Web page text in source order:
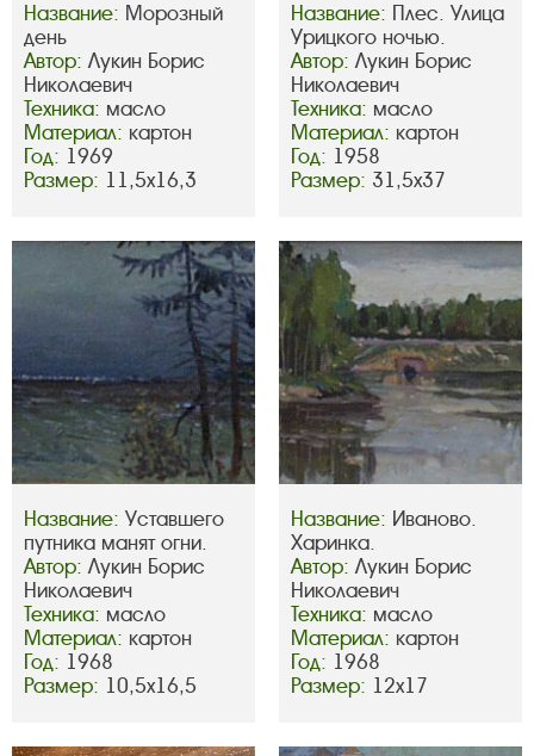
Название: Морозный
день
Автор: Лукин Борис
Николаевич
Техника: масло
Материал: картон
Год: 1969
Размер: 11,5х16,3
Название: Плес. Улица
Урицкого ночью.
Автор: Лукин Борис
Николаевич
Техника: масло
Материал: картон
Год: 1958
Размер: 31,5х37
Название: Уставшего
путника манят огни.
Автор: Лукин Борис
Николаевич
Техника: масло
Материал: картон
Год: 1968
Размер: 10,5х16,5
Название: Иваново.
Харинка.
Автор: Лукин Борис
Николаевич
Техника: масло
Материал: картон
Год: 1968
Размер: 12х17